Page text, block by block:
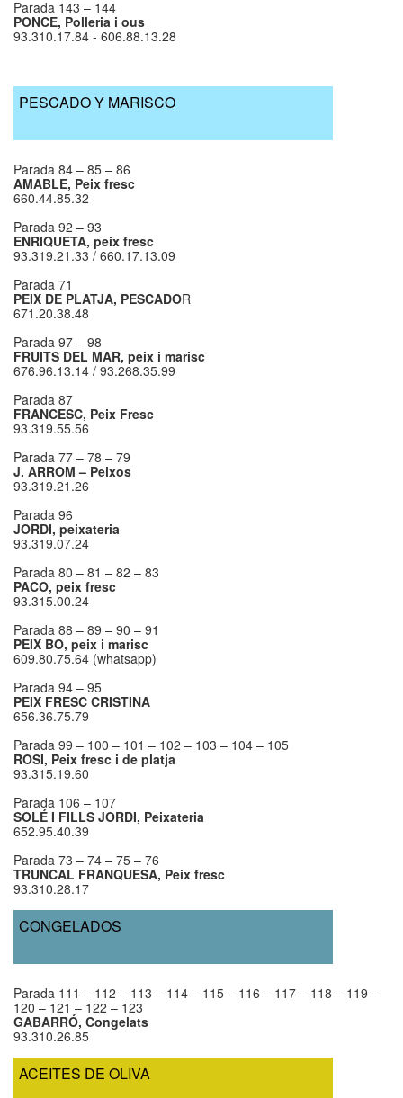
Parada 143 – 144
PONCE, Polleria i ous
93.310.17.84 - 606.88.13.28
PESCADO Y MARISCO
Parada 84 – 85 – 86
AMABLE, Peix fresc
660.44.85.32
Parada 92 – 93
ENRIQUETA, peix fresc
93.319.21.33 / 660.17.13.09
Parada 71
PEIX DE PLATJA, PESCADOR
671.20.38.48
Parada 97 – 98
FRUITS DEL MAR, peix i marisc
676.96.13.14 / 93.268.35.99
Parada 87
FRANCESC, Peix Fresc
93.319.55.56
Parada 77 – 78 – 79
J. ARROM – Peixos
93.319.21.26
Parada 96
JORDI, peixateria
93.319.07.24
Parada 80 – 81 – 82 – 83
PACO, peix fresc
93.315.00.24
Parada 88 – 89 – 90 – 91
PEIX BO, peix i marisc
609.80.75.64 (whatsapp)
Parada 94 – 95
PEIX FRESC CRISTINA
656.36.75.79
Parada 99 – 100 – 101 – 102 – 103 – 104 – 105
ROSI, Peix fresc i de platja
93.315.19.60
Parada 106 – 107
SOLÉ I FILLS JORDI, Peixateria
652.95.40.39
Parada 73 – 74 – 75 – 76
TRUNCAL FRANQUESA, Peix fresc
93.310.28.17
CONGELADOS
Parada 111 – 112 – 113 – 114 – 115 – 116 – 117 – 118 – 119 –
120 – 121 – 122 – 123
GABARRÓ, Congelats
93.310.26.85
ACEITES DE OLIVA